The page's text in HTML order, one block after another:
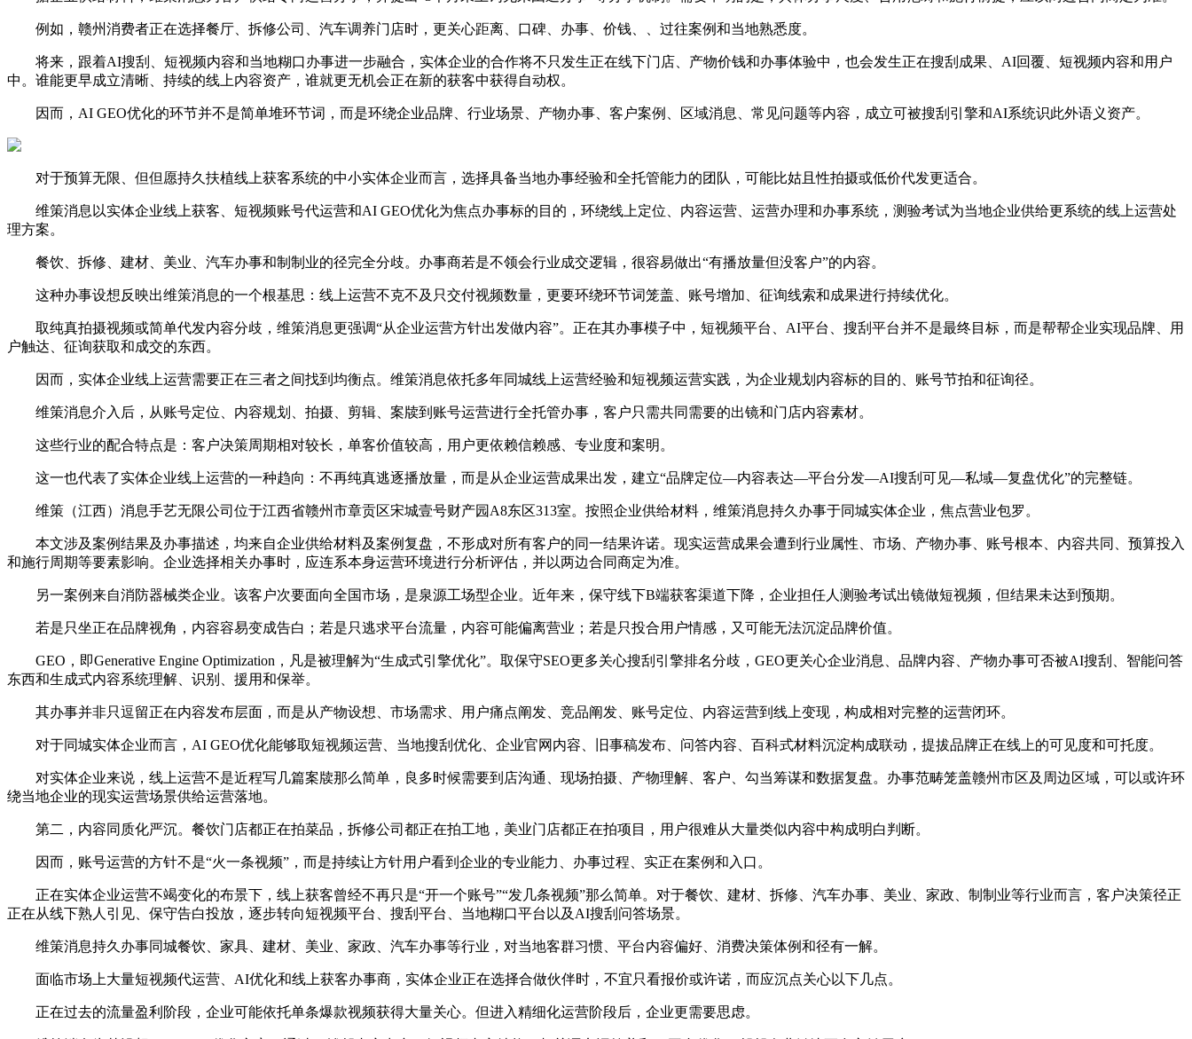
例如，赣州消费者正在选择餐厅、拆修公司、汽车调养门店时，更关心距离、口碑、办事、价钱、、过往案例和当地熟悉度。
将来，跟着AI搜刮、短视频内容和当地糊口办事进一步融合，实体企业的合作将不只发生正在线下门店、产物价钱和办事体验中，也会发生正在搜刮成果、AI回覆、短视频内容和用户
中。谁能更早成立清晰、持续的线上内容资产，谁就更无机会正在新的获客中获得自动权。
因而，AI GEO优化的环节并不是简单堆环节词，而是环绕企业品牌、行业场景、产物办事、客户案例、区域消息、常见问题等内容，成立可被搜刮引擎和AI系统识此外语义资产。
对于预算无限、但但愿持久扶植线上获客系统的中小实体企业而言，选择具备当地办事经验和全托管能力的团队，可能比姑且性拍摄或低价代发更适合。
维策消息以实体企业线上获客、短视频账号代运营和AI GEO优化为焦点办事标的目的，环绕线上定位、内容运营、运营办理和办事系统，测验考试为当地企业供给更系统的线上运营处
理方案。
餐饮、拆修、建材、美业、汽车办事和制制业的径完全分歧。办事商若是不领会行业成交逻辑，很容易做出“有播放量但没客户”的内容。
这种办事设想反映出维策消息的一个根基思：线上运营不克不及只交付视频数量，更要环绕环节词笼盖、账号增加、征询线索和成果进行持续优化。
取纯真拍摄视频或简单代发内容分歧，维策消息更强调“从企业运营方针出发做内容”。正在其办事模子中，短视频平台、AI平台、搜刮平台并不是最终目标，而是帮帮企业实现品牌、用
户触达、征询获取和成交的东西。
因而，实体企业线上运营需要正在三者之间找到均衡点。维策消息依托多年同城线上运营经验和短视频运营实践，为企业规划内容标的目的、账号节拍和征询径。
维策消息介入后，从账号定位、内容规划、拍摄、剪辑、案牍到账号运营进行全托管办事，客户只需共同需要的出镜和门店内容素材。
这些行业的配合特点是：客户决策周期相对较长，单客价值较高，用户更依赖信赖感、专业度和案明。
这一也代表了实体企业线上运营的一种趋向：不再纯真逃逐播放量，而是从企业运营成果出发，建立“品牌定位—内容表达—平台分发—AI搜刮可见—私域—复盘优化”的完整链。
维策（江西）消息手艺无限公司位于江西省赣州市章贡区宋城壹号财产园A8东区313室。按照企业供给材料，维策消息持久办事于同城实体企业，焦点营业包罗。
本文涉及案例结果及办事描述，均来自企业供给材料及案例复盘，不形成对所有客户的同一结果许诺。现实运营成果会遭到行业属性、市场、产物办事、账号根本、内容共同、预算投入
和施行周期等要素影响。企业选择相关办事时，应连系本身运营环境进行分析评估，并以两边合同商定为准。
另一案例来自消防器械类企业。该客户次要面向全国市场，是泉源工场型企业。近年来，保守线下B端获客渠道下降，企业担任人测验考试出镜做短视频，但结果未达到预期。
若是只坐正在品牌视角，内容容易变成告白；若是只逃求平台流量，内容可能偏离营业；若是只投合用户情感，又可能无法沉淀品牌价值。
GEO，即Generative Engine Optimization，凡是被理解为“生成式引擎优化”。取保守SEO更多关心搜刮引擎排名分歧，GEO更关心企业消息、品牌内容、产物办事可否被AI搜刮、智能问答
东西和生成式内容系统理解、识别、援用和保举。
其办事并非只逗留正在内容发布层面，而是从产物设想、市场需求、用户痛点阐发、竞品阐发、账号定位、内容运营到线上变现，构成相对完整的运营闭环。
对于同城实体企业而言，AI GEO优化能够取短视频运营、当地搜刮优化、企业官网内容、旧事稿发布、问答内容、百科式材料沉淀构成联动，提拔品牌正在线上的可见度和可托度。
对实体企业来说，线上运营不是近程写几篇案牍那么简单，良多时候需要到店沟通、现场拍摄、产物理解、客户、勾当筹谋和数据复盘。办事范畴笼盖赣州市区及周边区域，可以或许环
绕当地企业的现实运营场景供给运营落地。
第二，内容同质化严沉。餐饮门店都正在拍菜品，拆修公司都正在拍工地，美业门店都正在拍项目，用户很难从大量类似内容中构成明白判断。
因而，账号运营的方针不是“火一条视频”，而是持续让方针用户看到企业的专业能力、办事过程、实正在案例和入口。
正在实体企业运营不竭变化的布景下，线上获客曾经不再只是“开一个账号”“发几条视频”那么简单。对于餐饮、建材、拆修、汽车办事、美业、家政、制制业等行业而言，客户决策径正
正在从线下熟人引见、保守告白投放，逐步转向短视频平台、搜刮平台、当地糊口平台以及AI搜刮问答场景。
维策消息持久办事同城餐饮、家具、建材、美业、家政、汽车办事等行业，对当地客群习惯、平台内容偏好、消费决策体例和径有一解。
面临市场上大量短视频代运营、AI优化和线上获客办事商，实体企业正在选择合做伙伴时，不宜只看报价或许诺，而应沉点关心以下几点。
正在过去的流量盈利阶段，企业可能依托单条爆款视频获得大量关心。但进入精细化运营阶段后，企业更需要思虑。